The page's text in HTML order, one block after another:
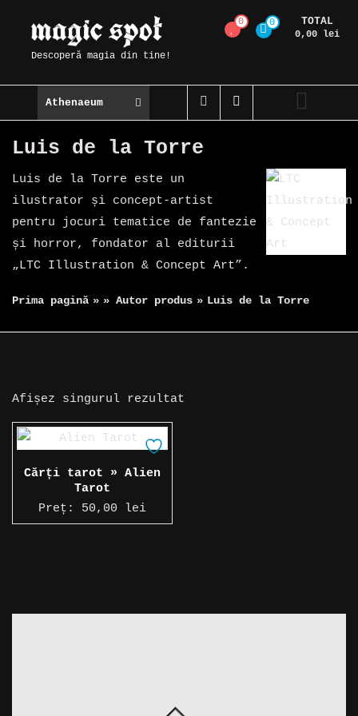
content
Magic Spot
Descoperă magia din tine!
0 0 TOTAL
0,00 lei
Athenaeum
Luis de la Torre
Luis de la Torre este un
ilustrator și concept-artist
pentru jocuri tematice de fantezie
și horror, fondator al editurii
„LTC Illustration & Concept Art”.
Prima pagină » » Autor produs » Luis de la Torre
Afișez singurul rezultat
Cărți tarot » Alien
Tarot
Preț: 50,00 lei